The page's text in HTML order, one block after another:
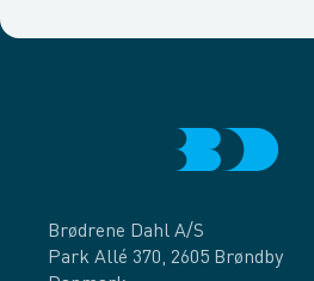
Brødrene Dahl A/S
Park Allé 370, 2605 Brøndby